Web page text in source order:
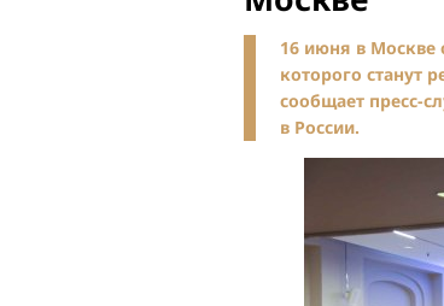
16 июня в Москве
которого станут
сообщает пресс-
в России.